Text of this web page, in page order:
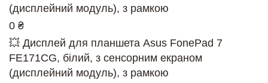
(дисплейний модуль), з рамкою
0 ₴
💥 Дисплей для планшета Asus FonePad 7
FE171CG, білий, з сенсорним екраном
(дисплейний модуль), з рамкою